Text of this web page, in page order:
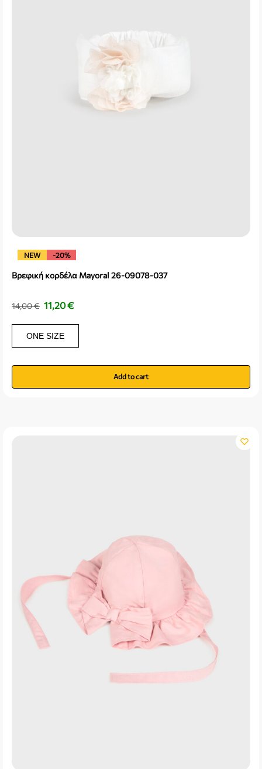
NEW -20%
Βρεφική κορδέλα Mayoral 26-09078-037
14,00€ 11,20€
ONE SIZE
Add to cart